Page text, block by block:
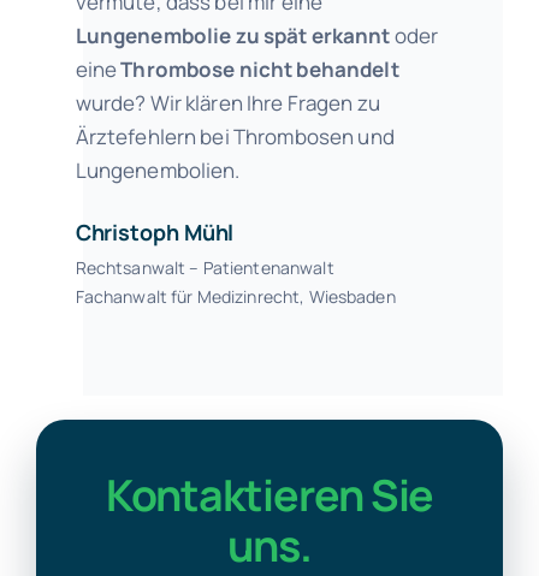
Lungenemboliezu spät erkanntoder
eineThrombose nicht behandelt
wurde? Wir klären Ihre Fragen zu
Ärztefehlern bei Thrombosen und
Lungenembolien.
Christoph Mühl
Rechtsanwalt – Patientenanwalt
Fachanwalt für Medizinrecht, Wiesbaden
Kontaktieren Sie
uns.